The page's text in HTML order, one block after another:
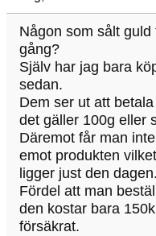
Någon som sålt
gång?
Själv har jag bara
sedan.
Dem ser ut att
det gäller 100g eller
Däremot får man
emot produkten
ligger just den dagen.
Fördel att man
den kostar bara
försäkrat.